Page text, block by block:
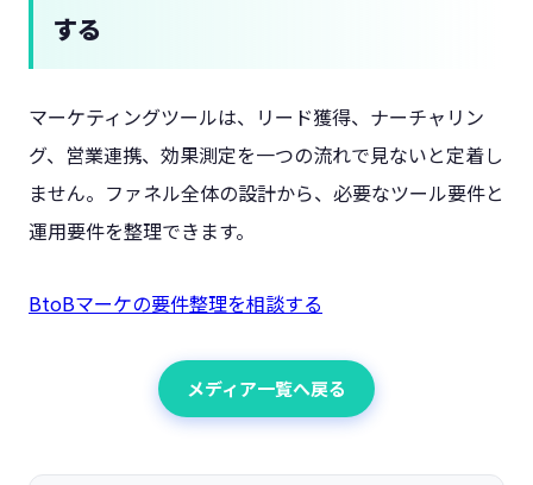
する
マーケティングツールは、リード獲得、ナーチャリン
グ、営業連携、効果測定を一つの流れで見ないと定着し
ません。ファネル全体の設計から、必要なツール要件と
運用要件を整理できます。
BtoBマーケの要件整理を相談する
メディア一覧へ戻る